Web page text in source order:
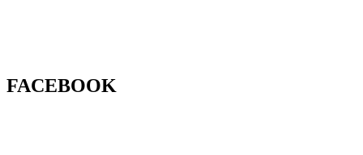
FACEBOOK